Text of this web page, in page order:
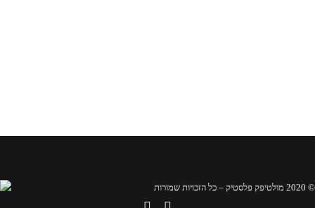
© 2020 מולטיפק פלסטיק – כל הזכויות שמורות